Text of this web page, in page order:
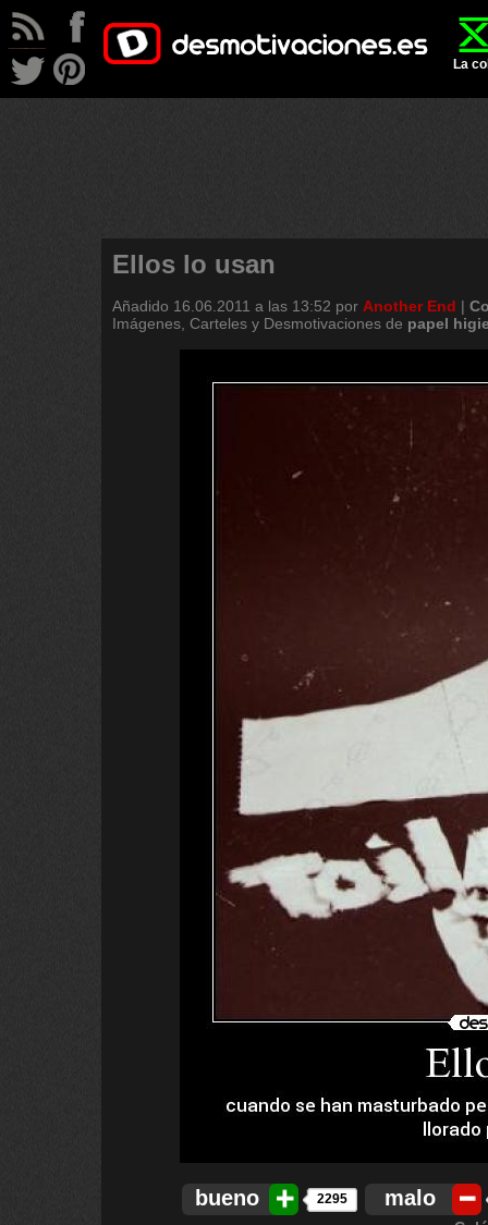
La
Ellos lo usan
Añadido 16.06.2011 a las 13:52 por Another End |
Imágenes, Carteles y Desmotivaciones de papel
bueno 2295 malo